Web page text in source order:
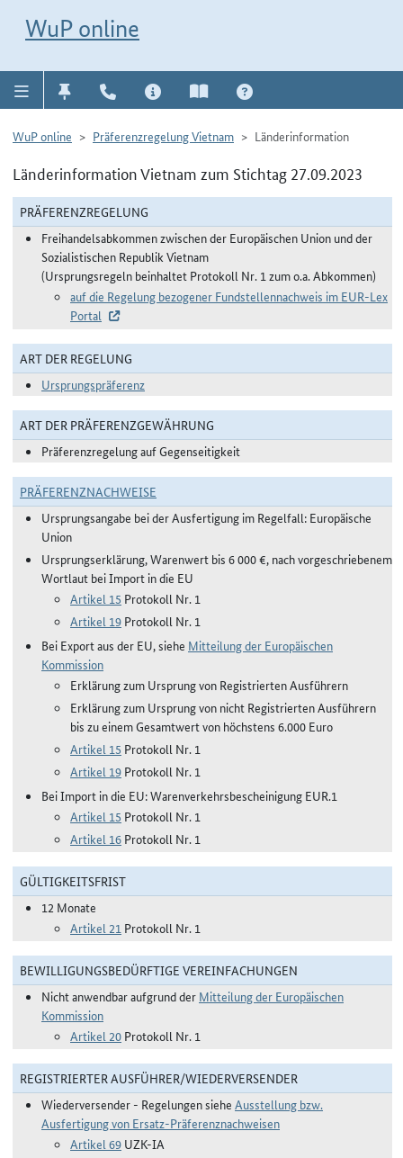
WuP online
WuP online Präferenzregelung Vietnam Länderinformation
Länderinformation Vietnam zum Stichtag 27.09.2023
PRÄFERENZREGELUNG
Freihandelsabkommen zwischen der Europäischen Union und der
Sozialistischen Republik Vietnam
(Ursprungsregeln beinhaltet Protokoll Nr. 1 zum o.a. Abkommen)
auf die Regelung bezogener Fundstellennachweis im EUR-Lex
Portal
ART DER REGELUNG
Ursprungspräferenz
ART DER PRÄFERENZGEWÄHRUNG
Präferenzregelung auf Gegenseitigkeit
PRÄFERENZNACHWEISE
Ursprungsangabe bei der Ausfertigung im Regelfall: Europäische
Union
Ursprungserklärung, Warenwert bis 6 000 €, nach vorgeschriebenem
Wortlaut bei Import in die EU
Artikel 15 Protokoll Nr. 1
Artikel 19 Protokoll Nr. 1
Bei Export aus der EU, siehe Mitteilung der Europäischen
Kommission
Erklärung zum Ursprung von Registrierten Ausführern
Erklärung zum Ursprung von nicht Registrierten Ausführern
bis zu einem Gesamtwert von höchstens 6.000 Euro
Artikel 15 Protokoll Nr. 1
Artikel 19 Protokoll Nr. 1
Bei Import in die EU: Warenverkehrsbescheinigung EUR.1
Artikel 15 Protokoll Nr. 1
Artikel 16 Protokoll Nr. 1
GÜLTIGKEITSFRIST
12 Monate
Artikel 21 Protokoll Nr. 1
BEWILLIGUNGSBEDÜRFTIGE VEREINFACHUNGEN
Nicht anwendbar aufgrund der Mitteilung der Europäischen
Kommission
Artikel 20 Protokoll Nr. 1
REGISTRIERTER AUSFÜHRER/WIEDERVERSENDER
Wiederversender - Regelungen siehe Ausstellung bzw.
Ausfertigung von Ersatz-Präferenznachweisen
Artikel 69 UZK-IA